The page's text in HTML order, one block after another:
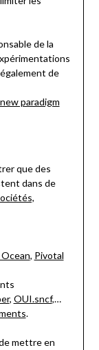
de la
de
paradigm
que des
dans de
, Pivotal
, OUI.sncf,…
.
mettre en